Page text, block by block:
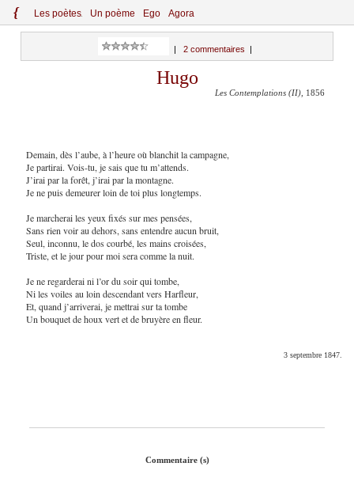
{ Les poètes Un poème Ego Agora
2 commentaires
Hugo
Les Contemplations (II) , 1856
Demain, dès l’aube, à l’heure où blanchit la campagne,
Je partirai. Vois-tu, je sais que tu m’attends.
J’irai par la forêt, j’irai par la montagne.
Je ne puis demeurer loin de toi plus longtemps.
Je marcherai les yeux fixés sur mes pensées,
Sans rien voir au dehors, sans entendre aucun bruit,
Seul, inconnu, le dos courbé, les mains croisées,
Triste, et le jour pour moi sera comme la nuit.
Je ne regarderai ni l’or du soir qui tombe,
Ni les voiles au loin descendant vers Harfleur,
Et, quand j’arriverai, je mettrai sur ta tombe
Un bouquet de houx vert et de bruyère en fleur.
3 septembre 1847.
Commentaire (s)